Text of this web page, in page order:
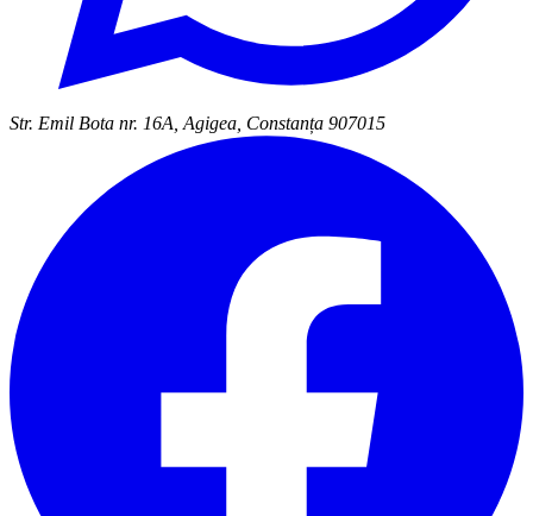
Str. Emil Bota nr. 16A, Agigea, Constanța 907015